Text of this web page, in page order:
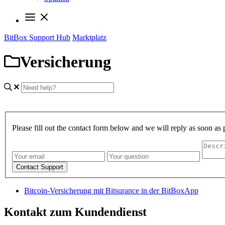
BitBox Support Hub Marktplatz
Versicherung
Please fill out the contact form below and we will reply as soon as
Contact Support
Bitcoin-Versicherung mit Bitsurance in der BitBoxApp
Kontakt zum Kundendienst